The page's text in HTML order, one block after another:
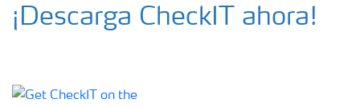
Deficiencias
¡Descarga CheckIT ahora!